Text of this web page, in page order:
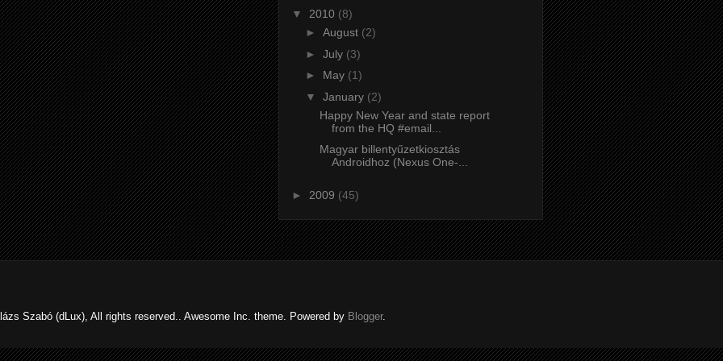
▼ 2010 (8)
► August (2)
► July (3)
► May (1)
▼ January (2)
Happy New Year and state report
from the HQ #email...
Magyar billentyűzetkiosztás
Androidhoz (Nexus One-...
► 2009 (45)
Szabó (dLux), All rights reserved.. Awesome Inc. theme. Powered by Blogger.